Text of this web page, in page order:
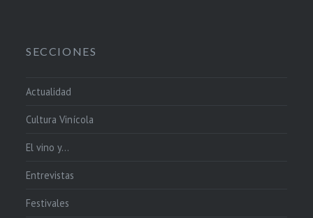
SECCIONES
Actualidad
Cultura Vinícola
El vino y…
Entrevistas
Festivales